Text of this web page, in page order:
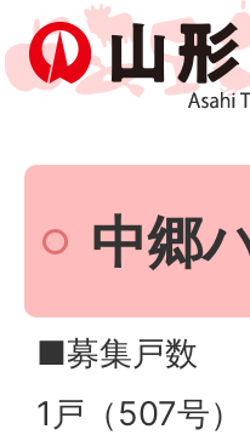
中郷
■募集戸数
1戸（507号）